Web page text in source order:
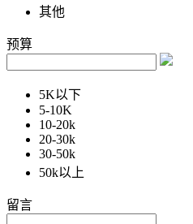
其他
预算
5K以下
5-10K
10-20k
20-30k
30-50k
50k以上
留言